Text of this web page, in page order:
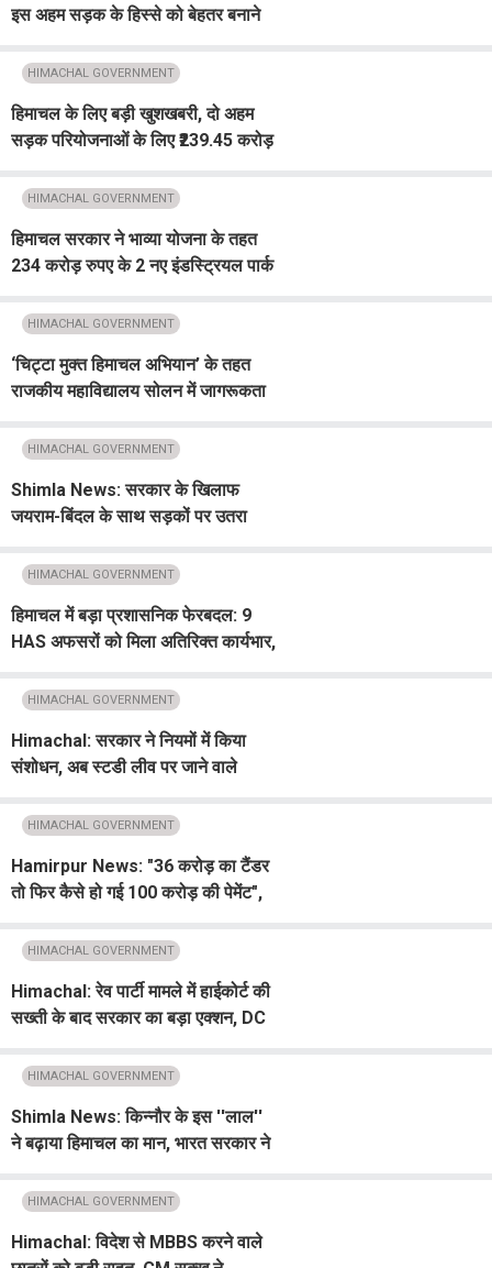
इस अहम सड़क के हिस्से को बेहतर बनाने
HIMACHAL GOVERNMENT
हिमाचल के लिए बड़ी खुशखबरी, दो अहम
सड़क परियोजनाओं के लिए ₹239.45 करोड़
HIMACHAL GOVERNMENT
हिमाचल सरकार ने भाव्या योजना के तहत
234 करोड़ रुपए के 2 नए इंडस्ट्रियल पार्क
आसान
HIMACHAL GOVERNMENT
‘चिट्टा मुक्त हिमाचल अभियान’ के तहत
राजकीय महाविद्यालय सोलन में जागरूकता
दिलाई शपथ
HIMACHAL GOVERNMENT
Shimla News: सरकार के खिलाफ
जयराम-बिंदल के साथ सड़कों पर उतरा
HIMACHAL GOVERNMENT
हिमाचल में बड़ा प्रशासनिक फेरबदल: 9
HAS अफसरों को मिला अतिरिक्त कार्यभार,
HIMACHAL GOVERNMENT
Himachal: सरकार ने नियमों में किया
संशोधन, अब स्टडी लीव पर जाने वाले
HIMACHAL GOVERNMENT
Hamirpur News: "36 करोड़ का टैंडर
तो फिर कैसे हो गई 100 करोड़ की पेमेंट",
हमला
HIMACHAL GOVERNMENT
Himachal: रेव पार्टी मामले में हाईकोर्ट की
सख्ती के बाद सरकार का बड़ा एक्शन, DC
HIMACHAL GOVERNMENT
Shimla News: किन्नौर के इस ''लाल''
ने बढ़ाया हिमाचल का मान, भारत सरकार ने
HIMACHAL GOVERNMENT
Himachal: विदेश से MBBS करने वाले